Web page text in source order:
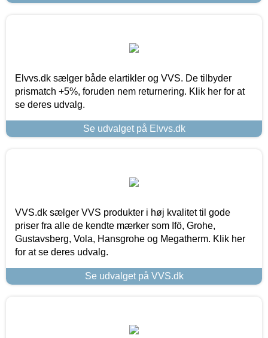
Elvvs.dk sælger både elartikler og VVS. De tilbyder
prismatch +5%, foruden nem returnering. Klik her for at
se deres udvalg.
Se udvalget på Elvvs.dk
VVS.dk sælger VVS produkter i høj kvalitet til gode
priser fra alle de kendte mærker som Ifö, Grohe,
Gustavsberg, Vola, Hansgrohe og Megatherm. Klik her
for at se deres udvalg.
Se udvalget på VVS.dk